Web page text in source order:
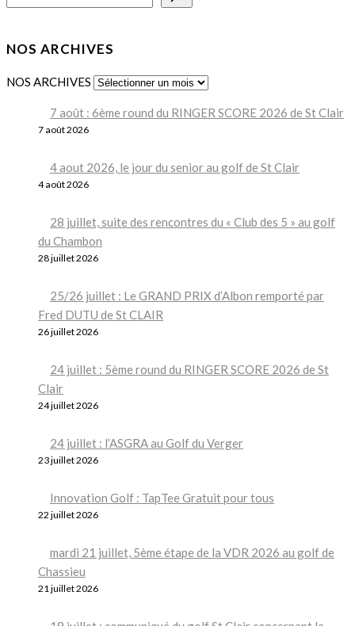
NOS ARCHIVES
NOS ARCHIVES
7 août : 6ème round du RINGER SCORE 2026 de St Clair
7 août 2026
4 aout 2026, le jour du senior au golf de St Clair
4 août 2026
28 juillet, suite des rencontres du « Club des 5 » au golf
du Chambon
28 juillet 2026
25/26 juillet : Le GRAND PRIX d’Albon remporté par
Fred DUTU de St CLAIR
26 juillet 2026
24 juillet : 5ème round du RINGER SCORE 2026 de St
Clair
24 juillet 2026
24 juillet : l’ASGRA au Golf du Verger
23 juillet 2026
Innovation Golf : TapTee Gratuit pour tous
22 juillet 2026
mardi 21 juillet, 5ème étape de la VDR 2026 au golf de
Chassieu
21 juillet 2026